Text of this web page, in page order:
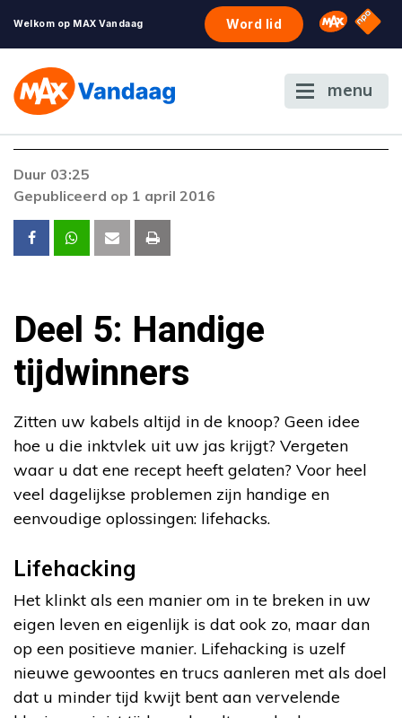
Welkom op MAX Vandaag Word lid Omroep
NPO
menu
Duur 03:25
Gepubliceerd op 1 april 2016
Deel 5: Handige
tijdwinners
Zitten uw kabels altijd in de knoop? Geen idee
hoe u die inktvlek uit uw jas krijgt? Vergeten
waar u dat ene recept heeft gelaten? Voor heel
veel dagelijkse problemen zijn handige en
eenvoudige oplossingen: lifehacks.
Lifehacking
Het klinkt als een manier om in te breken in uw
eigen leven en eigenlijk is dat ook zo, maar dan
op een positieve manier. Lifehacking is uzelf
nieuwe gewoontes en trucs aanleren met als doel
dat u minder tijd kwijt bent aan vervelende